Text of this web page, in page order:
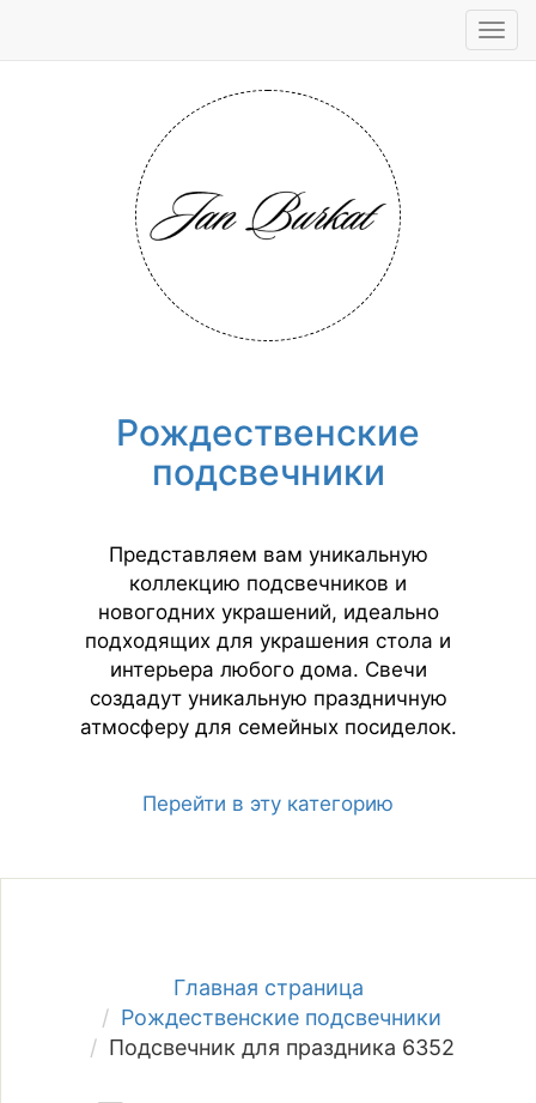
Рождественские
подсвечники
Представляем вам уникальную
коллекцию подсвечников и
новогодних украшений, идеально
подходящих для украшения стола и
интерьера любого дома. Свечи
создадут уникальную праздничную
атмосферу для семейных посиделок.
Перейти в эту категорию
Главная страница
Рождественские подсвечники
Подсвечник для праздника 6352